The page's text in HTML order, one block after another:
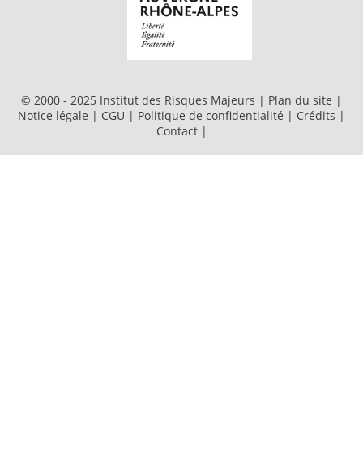
© 2000 - 2025 Institut des Risques Majeurs | Plan du site |
Notice légale | CGU | Politique de confidentialité | Crédits |
Contact |